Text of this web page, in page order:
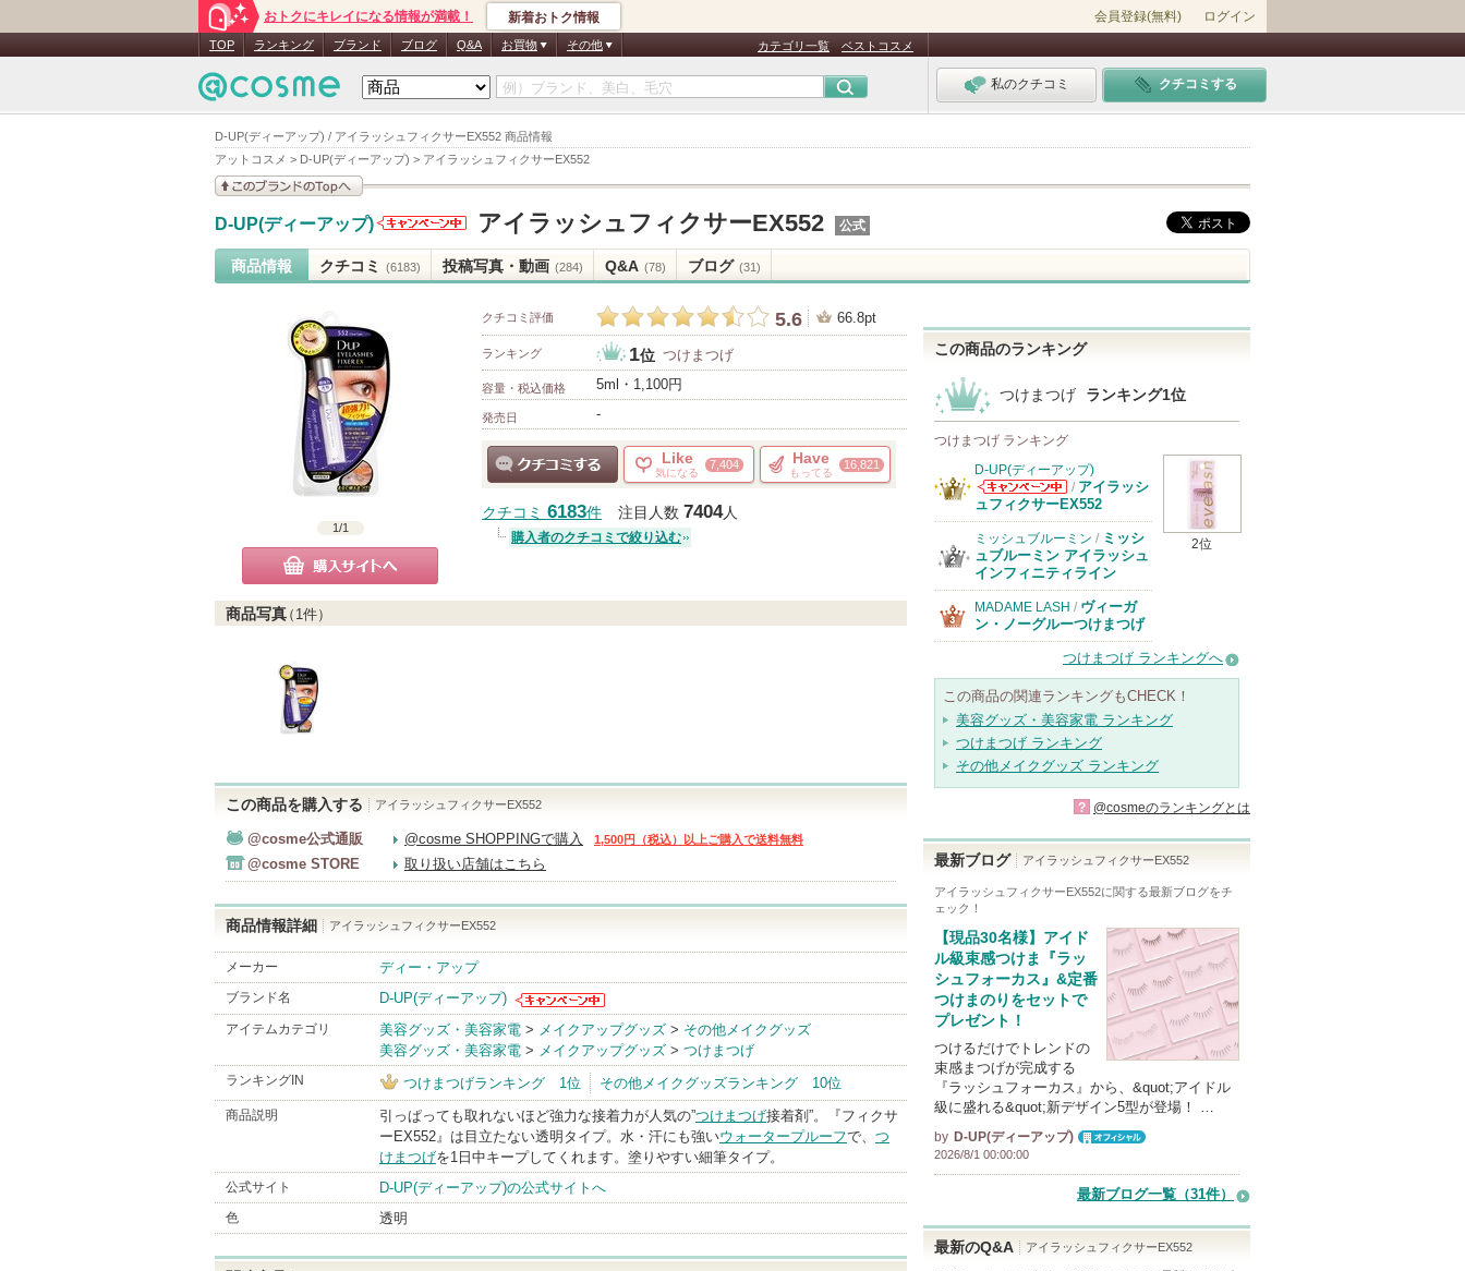
D-UP(ディーアップ) / アイラッシュフィクサーEX552 商品情報
アットコスメ > D-UP(ディーアップ) > アイラッシュフィクサーEX552
おトクにキレイになる情報が満載！ 新着おトク情報 会員登録(無料) ログイン
TOP ランキング ブランド ブログ Q&A お買物 その他 カテゴリ一覧 ベストコスメ
私のクチコミ クチコミする
D-UP(ディーアップ)
ーアップ)
からのお知
ます
アイラッシュフィクサーEX552 公式
商品情報 クチコミ (6183) 投稿写真・動画 (284) Q&A (78) ブログ (31)
1/1
購入サイトへ
クチコミ評価 5.6 66.8pt
ランキング 1位 つけまつげ
容量・税込価格 5ml・1,100円
発売日 -
Like
気になる
7,404 Have
もってる
16,821
クチコミ 6183件 注目人数 7404人
購入者のクチコミで絞り込む
商品写真（ 1件）
この商品を購入する アイラッシュフィクサーEX552
@cosme公式通販 @cosme SHOPPINGで購入 1,500円（税込）以上ご購入で送料無料
@cosme STORE 取り扱い店舗はこちら
商品情報詳細 アイラッシュフィクサーEX552
メーカー ディー・アップ
ブランド名
D-UP(ディーアップ)
D-UP(ディー
アップ)からの
お知らせがあ
ります
アイテムカテゴリ 美容グッズ・美容家電 > メイクアップグッズ > その他メイクグッズ
美容グッズ・美容家電 > メイクアップグッズ > つけまつげ
ランキングIN つけまつげランキング 1位 その他メイクグッズランキング 10位
商品説明 引っぱっても取れないほど強力な接着力が人気の”つけまつげ接着剤”。『フィクサ
ーEX552』は目立たない透明タイプ。水・汗にも強いウォータープルーフで、 つ
けまつげを1日中キープしてくれます。塗りやすい細筆タイプ。
公式サイト D-UP(ディーアップ)の公式サイトへ
色 透明
この商品のランキング
つけまつげ ランキング1位
つけまつげ ランキング
2位
D-UP(ディーアップ)
D-UP(ディーア
ップ)からのお
知らせがありま
す
/ アイラッシ
ュフィクサーEX552
ミッシュブルーミン / ミッシ
ュブルーミン アイラッシュ
インフィニティライン
MADAME LASH / ヴィーガ
ン・ノーグルーつけまつげ
つけまつげ ランキングへ
この商品の関連ランキングもCHECK！
美容グッズ・美容家電 ランキング
つけまつげ ランキング
その他メイクグッズ ランキング
? @cosmeのランキングとは
最新ブログ アイラッシュフィクサーEX552
アイラッシュフィクサーEX552に関する最新ブログをチ
ェック！
【現品30名様】アイド
ル級束感つけま『ラッ
シュフォーカス』&定番
つけまのりをセットで
プレゼント！
つけるだけでトレンドの
束感まつげが完成する
『ラッシュフォーカス』から、&quot;アイドル
級に盛れる&quot;新デザイン5型が登場！ …
by D-UP(ディーアップ)
2026/8/1 00:00:00
最新ブログ一覧（31件）
最新のQ&A アイラッシュフィクサーEX552